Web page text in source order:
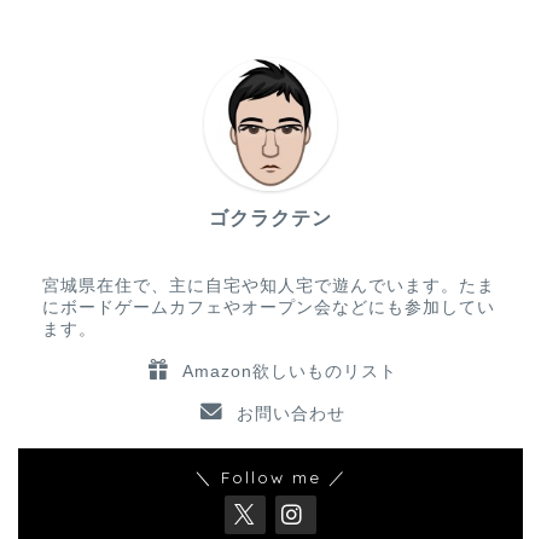
ゴクラクテン
宮城県在住で、主に自宅や知人宅で遊んでいます。たま
にボードゲームカフェやオープン会などにも参加してい
ます。
Amazon欲しいものリスト
お問い合わせ
＼ Follow me ／